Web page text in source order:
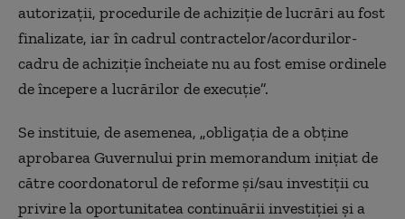
autorizaţii, procedurile de achiziţie de lucrări au fost
finalizate, iar în cadrul contractelor/acordurilor-
cadru de achiziţie încheiate nu au fost emise ordinele
de începere a lucrărilor de execuţie”.
Se instituie, de asemenea, „obligaţia de a obţine
aprobarea Guvernului prin memorandum iniţiat de
către coordonatorul de reforme şi/sau investiţii cu
privire la oportunitatea continuării investiţiei şi a